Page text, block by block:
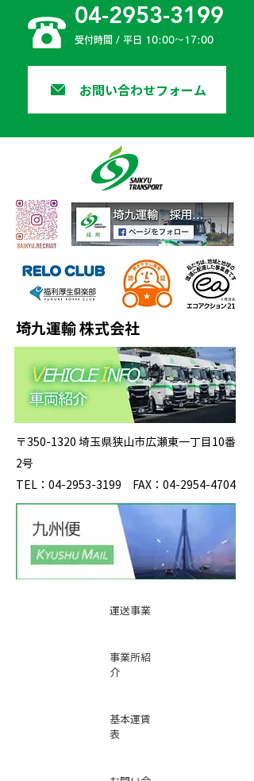
04-2953-3199
受付時間 / 平日 10:00〜17:00
お問い合わせフォーム
埼九運輸 株式会社
〒350-1320 埼玉県狭山市広瀬東一丁目10番
2号
TEL：04-2953-3199 FAX：04-2954-4704
運送事業
事業所紹
介
基本運賃
表